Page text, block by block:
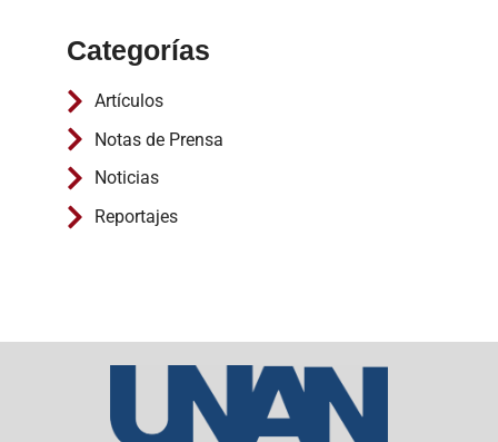
Categorías
Artículos
Notas de Prensa
Noticias
Reportajes